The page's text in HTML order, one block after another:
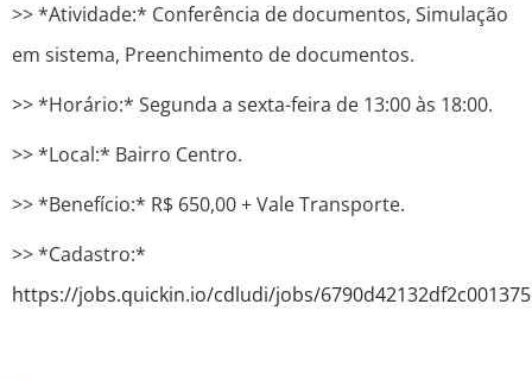
>> *Atividade:* Conferência de documentos, Simulação
em sistema, Preenchimento de documentos.
>> *Horário:* Segunda a sexta-feira de 13:00 às 18:00.
>> *Local:* Bairro Centro.
>> *Benefício:* R$ 650,00 + Vale Transporte.
>> *Cadastro:*
https://jobs.quickin.io/cdludi/jobs/